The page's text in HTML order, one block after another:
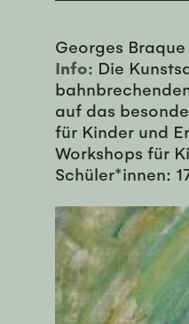
Georges Braque
Info: Die
auf das
für Kinder und
Workshops für
Schüler*innen: